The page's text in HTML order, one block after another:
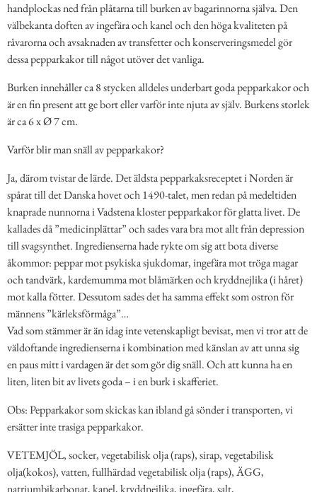
handplockas ned från plåtarna till burken av bagarinnorna själva. Den
välbekanta doften av ingefära och kanel och den höga kvaliteten på
råvarorna och avsaknaden av transfetter och konserveringsmedel gör
dessa pepparkakor till något utöver det vanliga.
Burken innehåller ca 8 stycken alldeles underbart goda pepparkakor och
är en fin present att ge bort eller varför inte njuta av själv. Burkens storlek
är ca 6 x Ø 7 cm.
Varför blir man snäll av pepparkakor?
Ja, därom tvistar de lärde. Det äldsta pepparkaksreceptet i Norden är
spårat till det Danska hovet och 1490-talet, men redan på medeltiden
knaprade nunnorna i Vadstena kloster pepparkakor för glatta livet. De
kallades då ”medicinplättar” och sades vara bra mot allt från depression
till svagsynthet. Ingredienserna hade rykte om sig att bota diverse
åkommor: peppar mot psykiska sjukdomar, ingefära mot tröga magar
och tandvärk, kardemumma mot blåmärken och kryddnejlika (i håret)
mot kalla fötter. Dessutom sades det ha samma effekt som ostron för
männens ”kärleksförmåga”…
Vad som stämmer är än idag inte vetenskapligt bevisat, men vi tror att de
väldoftande ingredienserna i kombination med känslan av att unna sig
en paus mitt i vardagen är det som gör dig snäll. Och att kunna ha en
liten, liten bit av livets goda – i en burk i skafferiet.
Obs: Pepparkakor som skickas kan ibland gå sönder i transporten, vi
ersätter inte trasiga pepparkakor.
VETEMJÖL, socker, vegetabilisk olja (raps), sirap, vegetabilisk
olja(kokos), vatten, fullhärdad vegetabilisk olja (raps), ÄGG,